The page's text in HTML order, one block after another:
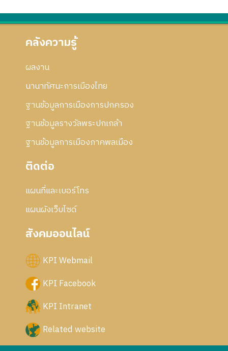
คลังความรู้
ผลงาน
นานาทัศนะการเมืองไทย
ฐานข้อมูลการเมืองการปกครอง
ฐานข้อมูลรางวัลพระปกเกล้า
ฐานข้อมูลการเมืองภาคพลเมือง
ติดต่อ
แผนที่และเบอร์โทร
แผนผังเว็บไซด์
สังคมออนไลน์
KPI Webmail
KPI Facebook
KPI Intranet
Related website